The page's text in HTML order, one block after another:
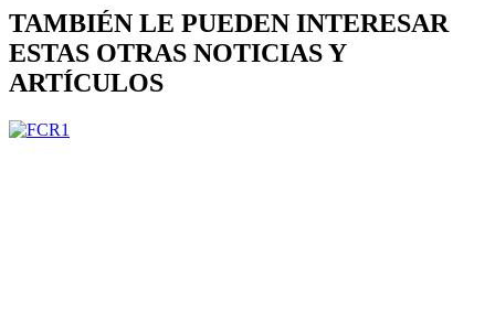
TAMBIÉN LE PUEDEN INTERESAR
ESTAS OTRAS NOTICIAS Y
ARTÍCULOS